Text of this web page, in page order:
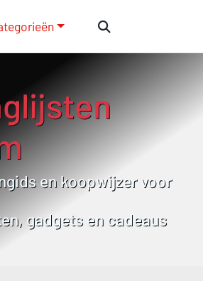
en koopwijzer voor
gadgets en cadeaus